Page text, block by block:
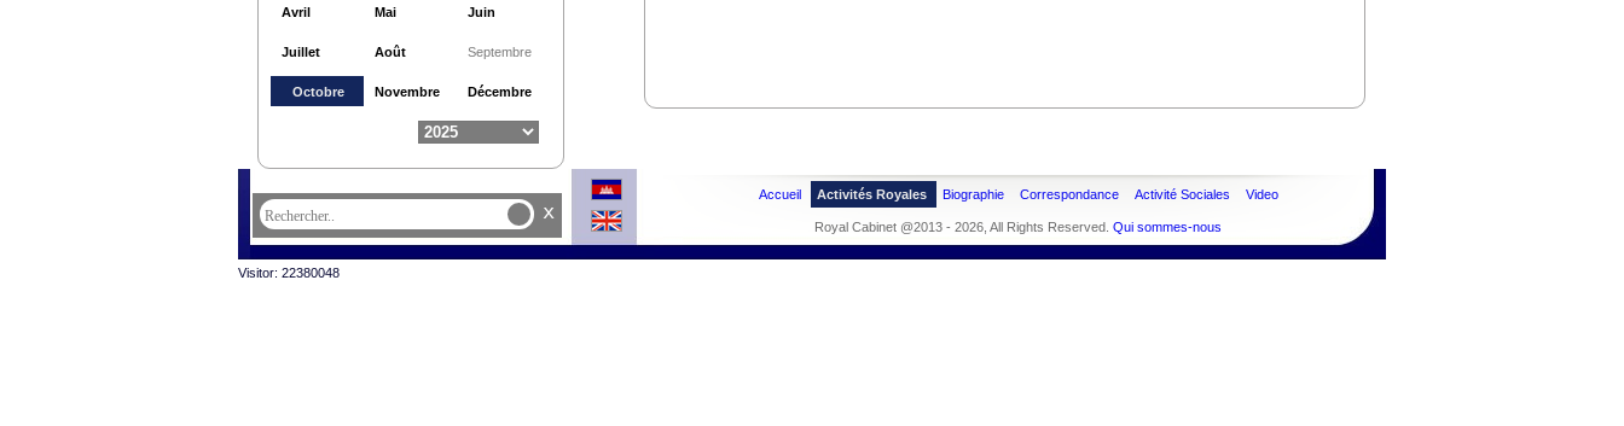
Avril Mai Juin
Juillet Août Septembre
Octobre Novembre Décembre
x
Accueil Activités Royales Biographie Correspondance Activité Sociales Video
Royal Cabinet @2013 - 2026, All Rights Reserved. Qui sommes-nous
Visitor: 22380048